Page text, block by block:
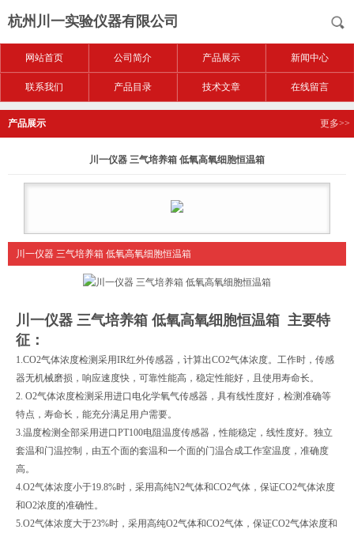
杭州川一实验仪器有限公司
网站首页 公司简介 产品展示 新闻中心
联系我们 产品目录 技术文章 在线留言
产品展示 更多>>
川一仪器 三气培养箱 低氧高氧细胞恒温箱
川一仪器 三气培养箱 低氧高氧细胞恒温箱
川一仪器 三气培养箱 低氧高氧细胞恒温箱 主要特
征：
1.CO2气体浓度检测采用IR红外传感器，计算出CO2气体浓度。工作时，传感
器无机械磨损，响应速度快，可靠性能高，稳定性能好，且使用寿命长。
2. O2气体浓度检测采用进口电化学氧气传感器，具有线性度好，检测准确等
特点，寿命长，能充分满足用户需要。
3.温度检测全部采用进口PT100电阻温度传感器，性能稳定，线性度好。独立
套温和门温控制，由五个面的套温和一个面的门温合成工作室温度，准确度
高。
4.O2气体浓度小于19.8%时，采用高纯N2气体和CO2气体，保证CO2气体浓度
和O2浓度的准确性。
5.O2气体浓度大于23%时，采用高纯O2气体和CO2气体，保证CO2气体浓度和